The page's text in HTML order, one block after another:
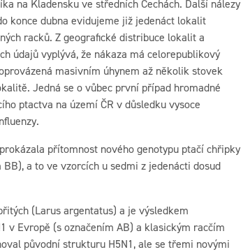
na Kladensku ve středních Čechách. Další nálezy
konce dubna evidujeme již jedenáct lokalit
racků. Z geografické distribuce lokalit a
údajů vyplývá, že nákaza má celorepublikový
masivním úhynem až několik stovek
Jedná se o vůbec první případ hromadné
ptactva na území ČR v důsledku vysoce
přítomnost nového genotypu ptačí chřipky
BB), a to ve vzorcích u sedmi z jedenácti dosud
(Larus argentatus) a je výsledkem
v Evropě (s označením AB) a klasickým racčím
původní strukturu H5N1, ale se třemi novými